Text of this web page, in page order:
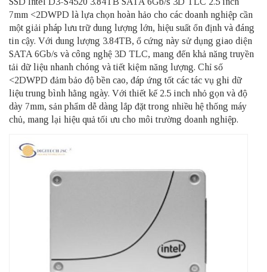
7mm <2DWPD là lựa chọn hoàn hảo cho các doanh nghiệp cần
một giải pháp lưu trữ dung lượng lớn, hiệu suất ổn định và đáng
tin cậy. Với dung lượng 3.84TB, ổ cứng này sử dụng giao diện
SATA 6Gb/s và công nghệ 3D TLC, mang đến khả năng truyền
tải dữ liệu nhanh chóng và tiết kiệm năng lượng. Chỉ số
<2DWPD đảm bảo độ bền cao, đáp ứng tốt các tác vụ ghi dữ
liệu trung bình hằng ngày. Với thiết kế 2.5 inch nhỏ gọn và độ
dày 7mm, sản phẩm dễ dàng lắp đặt trong nhiều hệ thống máy
chủ, mang lại hiệu quả tối ưu cho môi trường doanh nghiệp.